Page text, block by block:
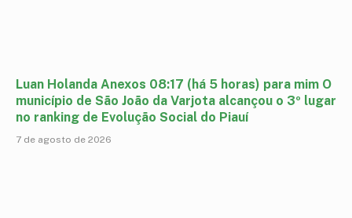
Luan Holanda Anexos 08:17 (há 5 horas) para mim O
município de São João da Varjota alcançou o 3º lugar
no ranking de Evolução Social do Piauí
7 de agosto de 2026